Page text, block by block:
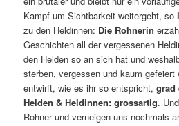
Kampf um Sichtbarkeit weitergeht, so
zu den Heldinnen: Die Rohnerin
Geschichten all der vergessenen
den Helden so an sich hat und
sterben, vergessen und kaum gefeiert
entwirft, wie es ihr so entspricht,grad
Helden & Heldinnen: grossartig.
Rohner und verneigen uns nochmals